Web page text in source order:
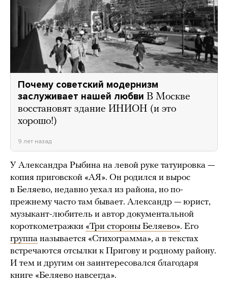
Почему советский модернизм
заслуживает нашей любви В Москве
восстановят здание ИНИОН (и это
хорошо!)
9 лет назад
У Александра Рыбина на левой руке татуировка —
копия приговской «АЯ». Он родился и вырос
в Беляево, недавно уехал из района, но по-
прежнему часто там бывает. Александр — юрист,
музыкант-любитель и автор документальной
короткометражки «Три стороны Беляево». Его
группа называется «Стихограмма», а в текстах
встречаются отсылки к Пригову и родному району.
И тем и другим он заинтересовался благодаря
книге «Беляево навсегда».